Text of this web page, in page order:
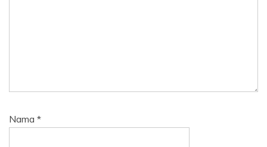
Nama *